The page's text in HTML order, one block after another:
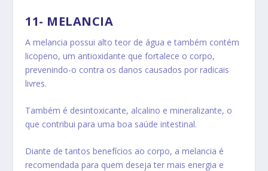
11- MELANCIA
A melancia possui alto teor de água e também contém
licopeno, um antioxidante que fortalece o corpo,
prevenindo-o contra os danos causados por radicais
livres.
Também é desintoxicante, alcalino e mineralizante, o
que contribui para uma boa saúde intestinal.
Diante de tantos benefícios ao corpo, a melancia é
recomendada para quem deseja ter mais energia e